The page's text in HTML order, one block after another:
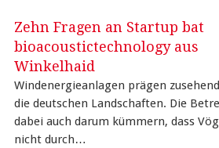
Zehn Fragen an Startup bat
bioacoustictechnology aus
Winkelhaid
Windenergieanlagen prägen
die deutschen Landschaften. Die
dabei auch darum kümmern, dass
nicht durch…